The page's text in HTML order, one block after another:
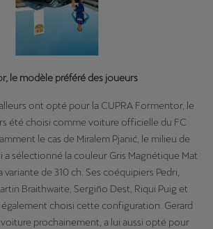
le modèle préféré des joueurs
ont opté pour la CUPRA Formentor, le
été choisi comme voiture officielle du FC
le cas de Miralem Pjanić, le milieu de
a sélectionné la couleur Gris Magnétique Mat
de 310 ch. Ses coéquipiers Pedri,
Braithwaite, Sergiño Dest, Riqui Puig et
choisi cette configuration. Gerard
voiture prochainement, a lui aussi opté pour